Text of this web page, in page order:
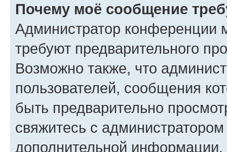
Почему моё сообщение
Администратор конференции
требуют предварительного
Возможно также, что
пользователей, сообщения
быть предварительно
свяжитесь с
дополнительной информации.